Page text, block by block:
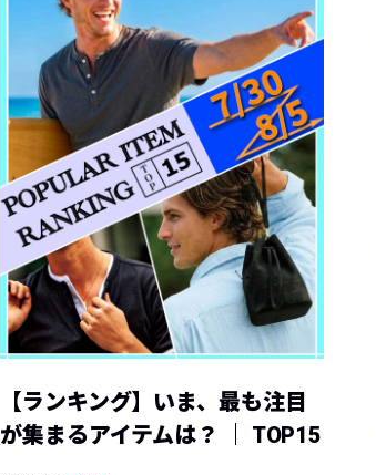
【ランキング】いま、最も注目
が集まるアイテムは？ ｜ TOP15